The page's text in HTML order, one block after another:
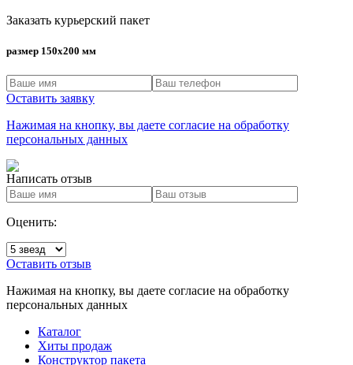
Заказать курьерский пакет
размер 150x200 мм
Оставить заявку
Нажимая на кнопку, вы даете согласие на обработку
персональных данных
Написать отзыв
Оценить:
Оставить отзыв
Нажимая на кнопку, вы даете согласие на обработку
персональных данных
Каталог
Хиты продаж
Конструктор пакета